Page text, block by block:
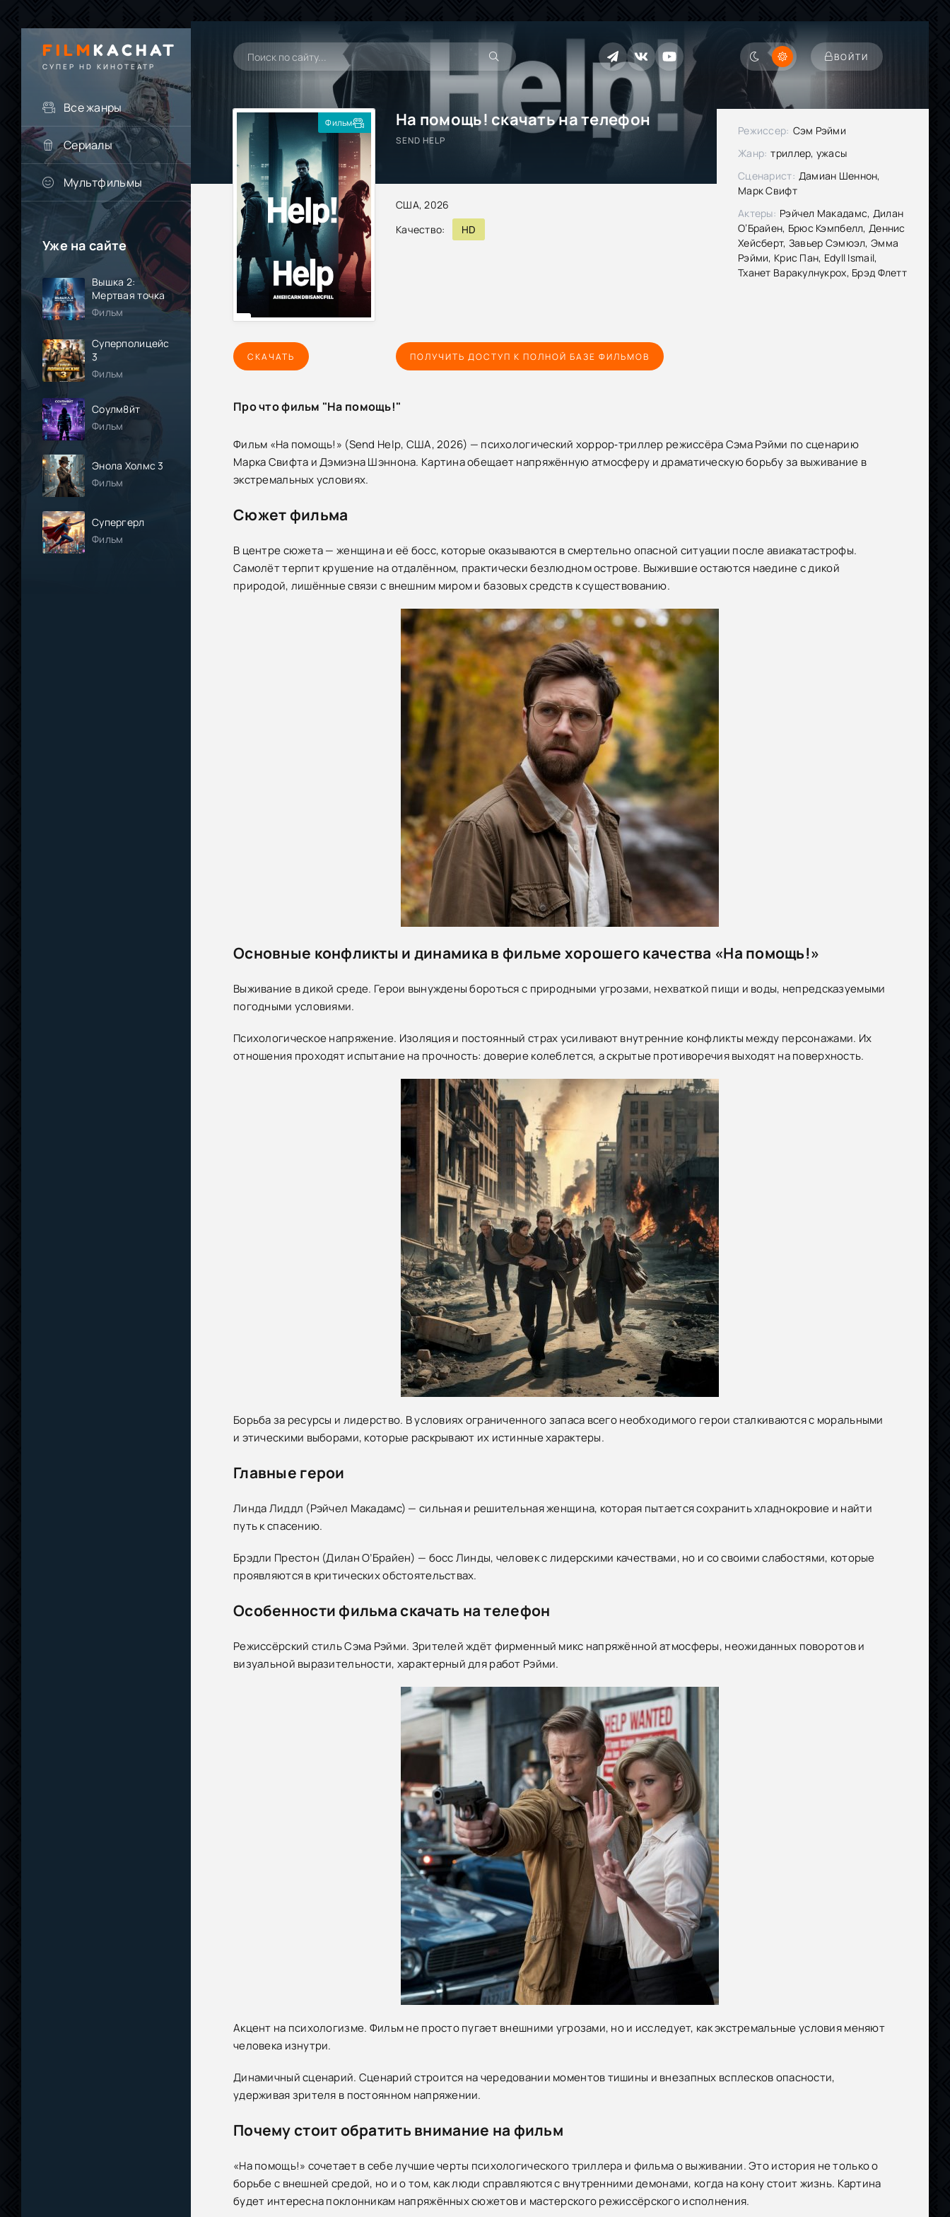
FILM KACHAT
СУПЕР HD КИНОТЕАТР
ВОЙТИ
Все жанры
Сериалы
Мультфильмы
Уже на сайте
Вышка 2:
Мертвая точка
Фильм
Суперполицейские
3
Фильм
Соулм8йт
Фильм
Энола Холмс 3
Фильм
Супергерл
Фильм
На помощь! скачать на телефон
SEND HELP
США, 2026
Качество:
HD
Фильм
Режиссер: Сэм Рэйми
Жанр: триллер, ужасы
Сценарист: Дамиан Шеннон,
Марк Свифт
Актеры: Рэйчел Макадамс, Дилан
О’Брайен, Брюс Кэмпбелл, Деннис
Хейсберт, Завьер Сэмюэл, Эмма
Рэйми, Крис Пан, Edyll Ismail,
Тханет Варакулнукрох, Брэд Флетт
СКАЧАТЬ ПОЛУЧИТЬ ДОСТУП К ПОЛНОЙ БАЗЕ ФИЛЬМОВ
Про что фильм "На помощь!"
Фильм «На помощь!» (Send Help, США, 2026) — психологический хоррор‑триллер режиссёра Сэма Рэйми по сценарию
Марка Свифта и Дэмиэна Шэннона. Картина обещает напряжённую атмосферу и драматическую борьбу за выживание в
экстремальных условиях.
Сюжет фильма
В центре сюжета — женщина и её босс, которые оказываются в смертельно опасной ситуации после авиакатастрофы.
Самолёт терпит крушение на отдалённом, практически безлюдном острове. Выжившие остаются наедине с дикой
природой, лишённые связи с внешним миром и базовых средств к существованию.
Основные конфликты и динамика в фильме хорошего качества «На помощь!»
Выживание в дикой среде. Герои вынуждены бороться с природными угрозами, нехваткой пищи и воды, непредсказуемыми
погодными условиями.
Психологическое напряжение. Изоляция и постоянный страх усиливают внутренние конфликты между персонажами. Их
отношения проходят испытание на прочность: доверие колеблется, а скрытые противоречия выходят на поверхность.
Борьба за ресурсы и лидерство. В условиях ограниченного запаса всего необходимого герои сталкиваются с моральными
и этическими выборами, которые раскрывают их истинные характеры.
Главные герои
Линда Лиддл (Рэйчел Макадамс) — сильная и решительная женщина, которая пытается сохранить хладнокровие и найти
путь к спасению.
Брэдли Престон (Дилан О’Брайен) — босс Линды, человек с лидерскими качествами, но и со своими слабостями, которые
проявляются в критических обстоятельствах.
Особенности фильма скачать на телефон
Режиссёрский стиль Сэма Рэйми. Зрителей ждёт фирменный микс напряжённой атмосферы, неожиданных поворотов и
визуальной выразительности, характерный для работ Рэйми.
Акцент на психологизме. Фильм не просто пугает внешними угрозами, но и исследует, как экстремальные условия меняют
человека изнутри.
Динамичный сценарий. Сценарий строится на чередовании моментов тишины и внезапных всплесков опасности,
удерживая зрителя в постоянном напряжении.
Почему стоит обратить внимание на фильм
«На помощь!» сочетает в себе лучшие черты психологического триллера и фильма о выживании. Это история не только о
борьбе с внешней средой, но и о том, как люди справляются с внутренними демонами, когда на кону стоит жизнь. Картина
будет интересна поклонникам напряжённых сюжетов и мастерского режиссёрского исполнения.